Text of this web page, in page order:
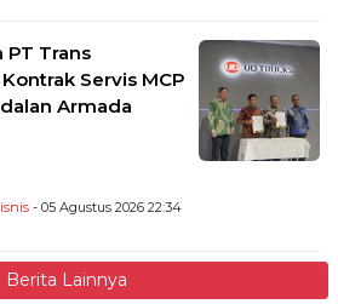
PT Trans
Servis MCP
Armada
- 05 Agustus 2026 22:34
Berita Lainnya